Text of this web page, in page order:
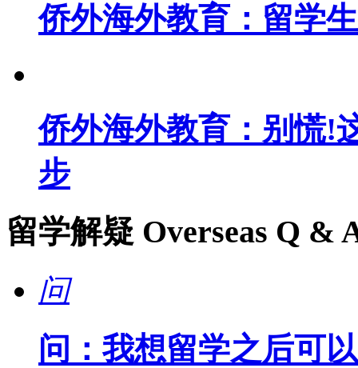
侨外海外教育：留学
侨外海外教育：别慌!
步
留学解疑 Overseas Q &
问
问：我想留学之后可